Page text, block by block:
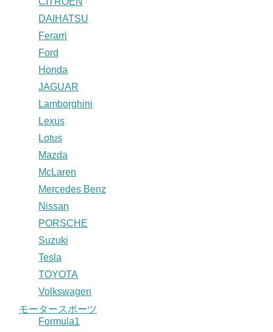
DAIHATSU
Ferarri
Ford
Honda
JAGUAR
Lamborghini
Lexus
Lotus
Mazda
McLaren
Mercedes Benz
Nissan
PORSCHE
Suzuki
Tesla
TOYOTA
Volkswagen
モータースポーツ
Formula1